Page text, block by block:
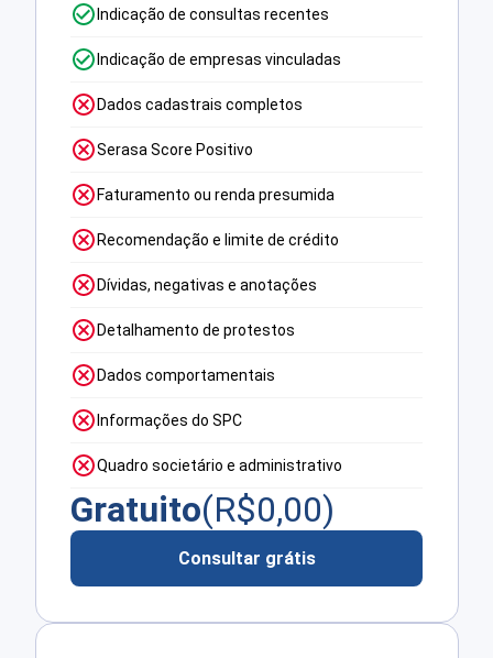
Indicação de consultas recentes
Indicação de empresas vinculadas
Dados cadastrais completos
Serasa Score Positivo
Faturamento ou renda presumida
Recomendação e limite de crédito
Dívidas, negativas e anotações
Detalhamento de protestos
Dados comportamentais
Informações do SPC
Quadro societário e administrativo
Gratuito(R$0,00)
Consultar grátis